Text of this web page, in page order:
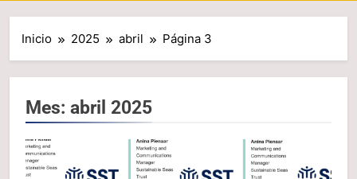
Inicio 2025 abril Página 3
Mes: abril 2025